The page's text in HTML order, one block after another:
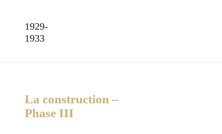
1929-
1933
La construction –
Phase III